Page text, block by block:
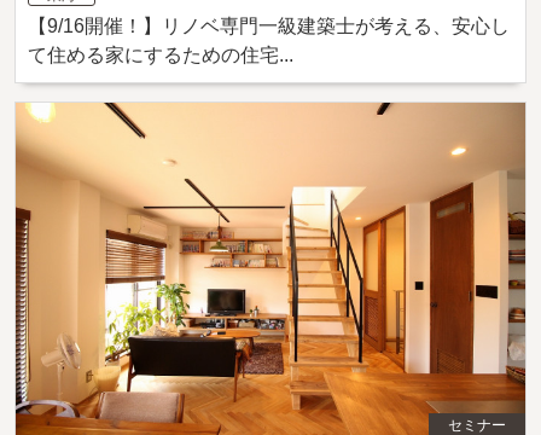
【9/16開催！】リノベ専門一級建築士が考える、安心し
て住める家にするための住宅...
セミナー